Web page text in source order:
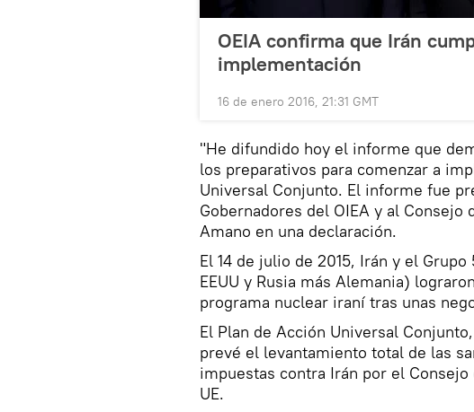
OEIA confirma que Irán
implementación
16 de enero 2016, 21:31 GMT
"He difundido hoy el informe que
los preparativos para comenzar a
Universal Conjunto. El informe fue
Gobernadores del OIEA y al Consejo
Amano en una declaración.
El 14 de julio de 2015, Irán y el
EEUU y Rusia más Alemania)
programa nuclear iraní tras unas
El Plan de Acción Universal
prevé el levantamiento total de las
impuestas contra Irán por el Consejo
UE.